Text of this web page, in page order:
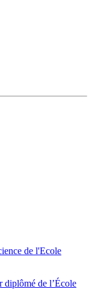
de l'Ecole
diplômé de l’École